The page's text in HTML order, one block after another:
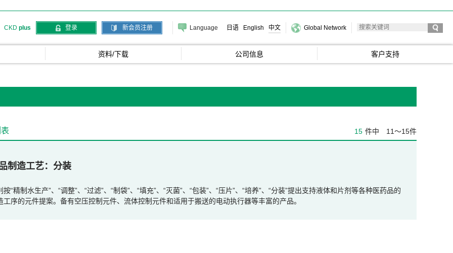
CKD plus 登录 新会员注册 Language 日语 English 中文 Global Network
资料/下载 公司信息 客户支持
15 件中 11～15件
制造工艺 分装
按“精制水生产”、“调整”、“过滤”、“制袋”、“填充”、“灭菌”、“包装”、“压片”、“培养”、“分装”提出支持液体和片剂等各种医药品的
工序的元件提案。备有空压控制元件、流体控制元件和适用于搬送的电动执行器等丰富的产品。